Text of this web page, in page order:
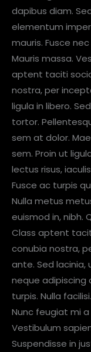
dapibus diam.
elementum
mauris. Fusce
Mauris massa.
aptent taciti
nostra, per
ligula in libero.
tortor.
sem at dolor.
sem. Proin ut
lectus risus,
Fusce ac turpis
Nulla metus
euismod in, nibh.
Class aptent
conubia nostra,
ante. Sed
neque adipiscing
turpis. Nulla
Nunc feugiat mi
Vestibulum
Suspendisse in